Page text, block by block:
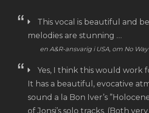
This vocal is beautiful and
melodies are stunning …
en A&R-ansvarig i USA, om No
Yes, I think this would work
It has a beautiful, evocative
sound a la Bon Iver’s
of Jonsi’s solo tracks. (Both